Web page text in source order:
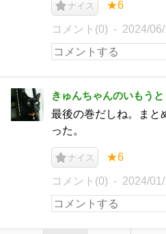
ナイス ★6
コメント(0) 2024/
きゅんちゃんのいもうと
最後の巻だしね。まと
った。
ナイス ★6
コメント(0) 2024/